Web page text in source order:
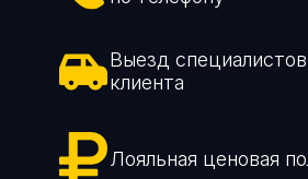
Выезд
клиента
Лояльная ценовая